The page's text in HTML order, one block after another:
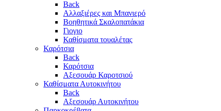
Back
Αλλαξιέρες και Μπανιερό
Βοηθητικά Σκαλοπατάκια
Γιογιο
Καθίσματα τουαλέτας
Καρότσια
Back
Καρότσια
Αξεσουάρ Καροτσιού
Καθίσματα Αυτοκινήτου
Back
Αξεσουάρ Αυτοκινήτου